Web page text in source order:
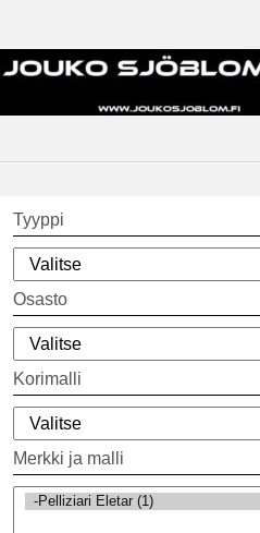
Tyyppi
Osasto
Korimalli
Merkki ja malli